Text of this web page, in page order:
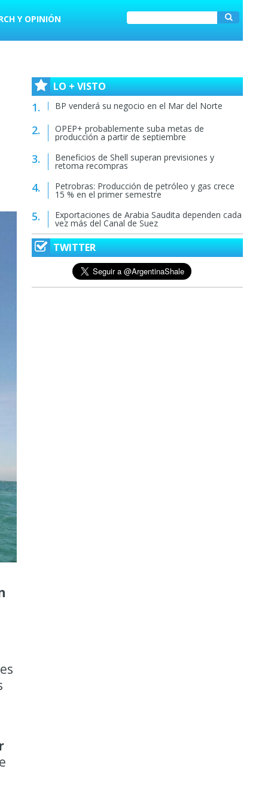
Y OPINIÓN
LO + VISTO
BP venderá su negocio en el Mar del Norte
OPEP+ probablemente suba metas de
producción a partir de septiembre
Beneficios de Shell superan previsiones y
retoma recompras
Petrobras: Producción de petróleo y gas crece
15 % en el primer semestre
Exportaciones de Arabia Saudita dependen cada
vez más del Canal de Suez
TWITTER